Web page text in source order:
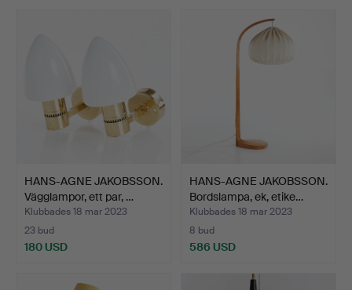
HANS-AGNE JAKOBSSON.
Vägglampor, ett par, …
Klubbades 18 mar 2023
23 bud
180 USD
HANS-AGNE JAKOBSSON.
Bordslampa, ek, etike…
Klubbades 18 mar 2023
8 bud
586 USD